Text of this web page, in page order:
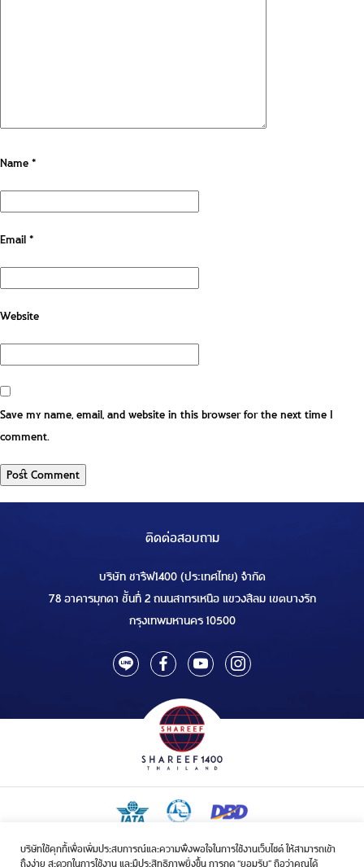
บริษัทใช้คุกกี้เพื่อเพิ่มประสบการณ์และความพึงพอใจในการใช้งานเว็บไซต์ ให้สามารถเข้า
ถึงง่าย สะดวกในการใช้งาน และมีประสิทธิภาพยิ่งขึ้น การกด “ยอมรับ” ถือว่าคุณได้
Name*
Email*
Website
Save my name, email, and website in this browser for the next time I
comment.
ติดต่อสอบถาม
บริษัท ชารีฟ1400 (ประเทศไทย) จำกัด
78 อาคารมุกดา ชั้นที่ 2 ถนนสาทรเหนือ แขวงสีลม เขตบางรัก
กรุงเทพมหานคร 10500
ใบอนุญาตเป็นผู้ประกอบกิจการรับจัดบริการขนส่งในกิจการฮัจย์เลขที่ 1/2568